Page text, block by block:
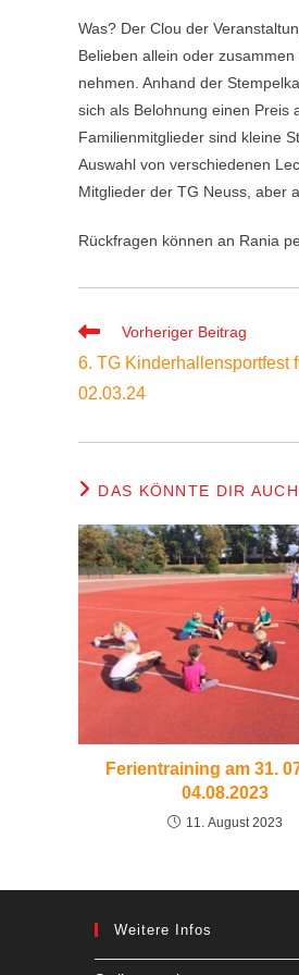
Was? Der Clou der
Belieben allein oder
nehmen. Anhand der
sich als Belohnung einen Preis
Familienmitglieder sind kleine
Auswahl von verschiedenen
Mitglieder der TG Neuss, aber
Rückfragen können an Rania
Weitere
ansehen
Vorheriger Beitrag
6. TG Kinderhallensportfest
02.03.24
DAS KÖNNTE DIR
Ferientraining am 31.
04.08.2023
11. August 2023
Weitere Infos